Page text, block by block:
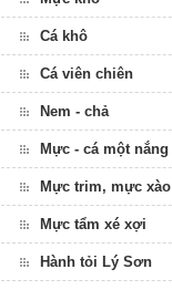
Cá khô
Cá viên chiên
Nem - chả
Mực - cá một nắng
Mực trim, mực xào
Mực tẩm xé xợi
Hành tỏi Lý Sơn